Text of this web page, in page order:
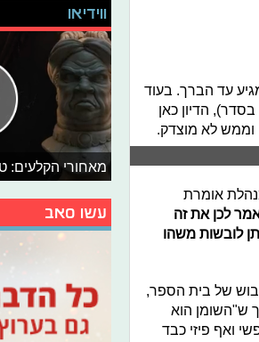
עד הברך. בעוד
הדיון כאן
וממש לא מוצדק.
אומרת
לכן את זה
לובשות משהו
של בית הספר,
ש"השומן הוא
ואף פיזי כבד
ווידיאו
מאחורי הקלעים:
עשו סאב